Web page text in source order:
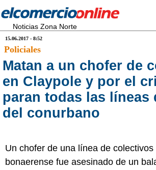
Noticias Zona Norte
15.06.2017 - 8:52
Policiales
Matan a un chofer de
en Claypole y por el
paran todas las líneas
del conurbano
Un chofer de una línea de
bonaerense fue asesinado de un